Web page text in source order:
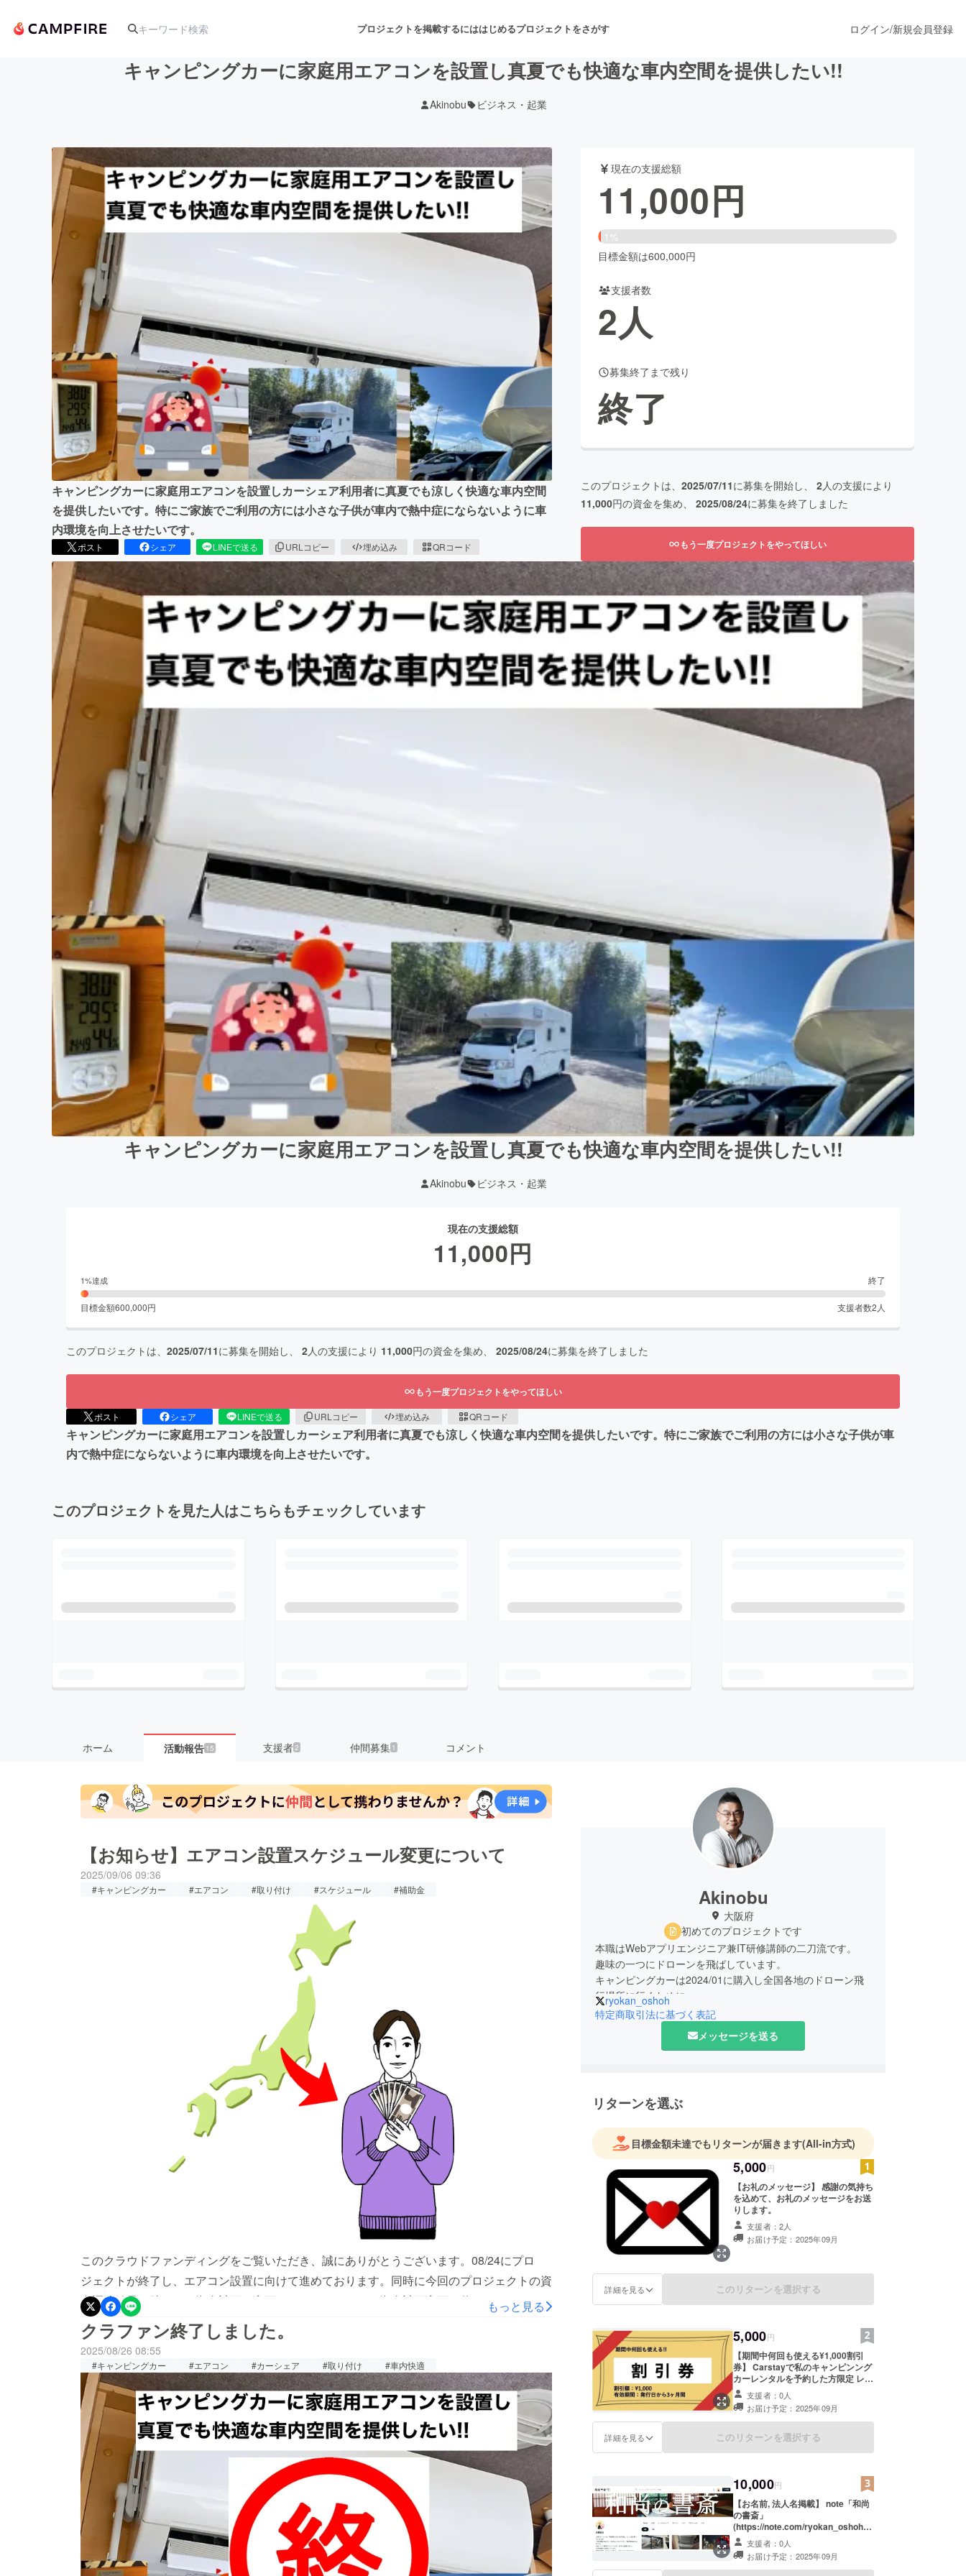
プロジェクトを掲載するにははじめるプロジェクトをさがす
アート・写真 音楽 舞台・パフォーマンス
テクノロジー・ガジェット ゲーム・サービス開発 フード・飲食店 ファッション
ビューティー・ヘルスケア
まちづくり・地域活性化
CAMPFIRE for Social Good
CAMPFIRE Creation
CAMPFIREふるさと納税 machi-ya
ログイン/新規会員登録
キャンピングカーに家庭用エアコンを設置し真夏でも快適な車内空間を提供したい!!
Akinobu ビジネス・起業
キャンピングカーに家庭用エアコンを設置しカーシェア利用者に真夏でも涼しく快適な車内空間
を提供したいです。特にご家族でご利用の方には小さな子供が車内で熱中症にならないように車
内環境を向上させたいです。
ポスト シェア LINEで送る URLコピー 埋め込み QRコード
現在の支援総額
11,000円
1%
目標金額は600,000円
支援者数
2人
募集終了まで残り
終了
このプロジェクトは、 2025/07/11に募集を開始し、 2人の支援により
11,000円の資金を集め、 2025/08/24に募集を終了しました
もう一度プロジェクトをやってほしい
キャンピングカーに家庭用エアコンを設置し真夏でも快適な車内空間を提供したい!!
Akinobu ビジネス・起業
現在の支援総額
11,000円
1%達成 終了
目標金額600,000円 支援者数2 人
このプロジェクトは、 2025/07/11に募集を開始し、 2人の支援により 11,000円の資金を集め、 2025/08/24に募集を終了しました
もう一度プロジェクトをやってほしい
ポスト シェア LINEで送る URLコピー 埋め込み QRコード
キャンピングカーに家庭用エアコンを設置しカーシェア利用者に真夏でも涼しく快適な車内空間を提供したいです。特にご家族でご利用の方には小さな子供が車
内で熱中症にならないように車内環境を向上させたいです。
このプロジェクトを見た人はこちらもチェックしています
ホーム 活動報告 15 支援者2 仲間募集 1 コメント
【お知らせ】エアコン設置スケジュール変更について
2025/09/06 09:36
#キャンピングカー #エアコン #取り付け #スケジュール #補助金
このクラウドファンディングをご覧いただき、誠にありがとうございます。08/24にプロ
ジェクトが終了し、エアコン設置に向けて進めております。同時に今回のプロジェクトの資
金調達結果を踏まえ、資金計画を変更しております。この資金計画変更に伴い、エアコン設
置のスケジュールも変更いたします。資金計画変更ですが次のステップとして独立行政法人
中小企業基盤整備機構がおこなっている「小規模事業者持続化補助金」で資金調達します。
担当者に確認したところ今回のプロジェクトが上記補助金の対象になるとの回答をいただい
ております。次回は第18回の募集となり予定は以下のようになります。2025/06/30 第18回
公募要領公開2025/10/03 申請受付開始2025/11/28 申請受付締切以降の予定は未定ですが、
過去の募集および担当者からの情報によると申請受付締切後3~4ヶ月の審査を経て補助金対
象の可否結果が出るのは早くて2026/02頃とのことです。仮に補助金対象との結果になれば
結果発表後から工事発注および工事の運びとなります。この補助金を獲得するにあたり、引
き続きcampfireさまのご協力を仰ぐことになりましたことを併せてご報告いたします。その
ためエアコン設置のスケジュールは確定次第改めてお知らせいたします。ご理解のほどよろ
しくお願いいたします。
もっと見る
クラファン終了しました。
2025/08/26 08:55
#キャンピングカー #エアコン #カーシェア #取り付け #車内快適
Akinobu
大阪府
初めてのプロジェクトです
本職はWebアプリエンジニア兼IT研修講師の二刀流です。
趣味の一つにドローンを飛ばしています。
キャンピングカーは2024/01に購入し全国各地のドローン飛
行場所に行くために
車中泊しながら旅をします。
ryokan_oshoh
特定商取引法に基づく表記
メッセージを送る
リターンを選ぶ
目標金額未達でもリターンが届きます(All-in方式)
5,000円
【お礼のメッセージ】 感謝の気持ち
を込めて、お礼のメッセージをお送
りします。
支援者：2人
お届け予定：2025年09月
詳細を見る このリターンを選択する
5,000円
【期間中何回も使える¥1,000割引
券】 Carstayで私のキャンピンング
カーレンタルを予約した方限定 レン
タル料金から¥1,000割引いたしま
す。 ・保険料とシステム利用料は除
きます。 ・他の割引券との併用はで
きません。 ・サービス開始日に割引
券をご提示ください。 ・サービス開
間
支援者：0人
お届け予定：2025年09月
詳細を見る このリターンを選択する
10,000円
【お名前, 法人名掲載】 note「和尚
の書斎」
(https://note.com/ryokan_oshoh)
に クラウドファンディングに関する
記事を掲載し そこに支援者様のお名
前(ニックネーム)や法人名(ブランド
名)を掲載します。 [ご注意] このお
支援者：0人
お届け予定：2025年09月